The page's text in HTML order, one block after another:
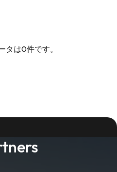
タは0件です。